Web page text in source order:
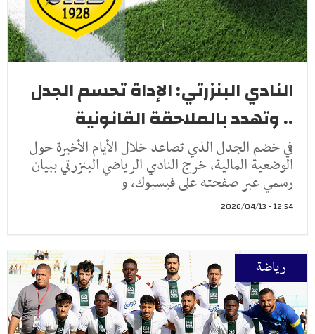
النادي البنزرتي: الإداة تحسم الجدل
.. وتهدد بالملاحقة القانونية
في خضم الجدل الذي تصاعد خلال الأيام الأخيرة حول
الوضعية المالية، خرج النادي الرياضي البنزرتي ببيان
رسمي عبر صفحته على فيسبوك، و
12:54 - 2026/04/13
رياضة